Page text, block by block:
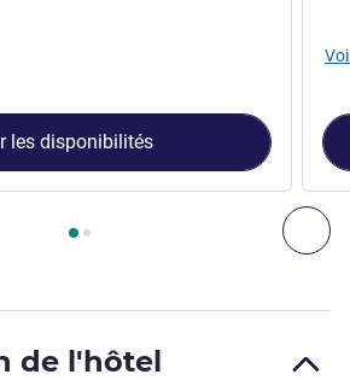
1 : Studio Swiss Advantage King size ,
les disponibilités
de l'hôtel